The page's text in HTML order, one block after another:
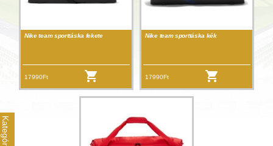
Kategóriák
Nike team sporttáska fekete
17990Ft
Nike team sporttáska kék
17990Ft